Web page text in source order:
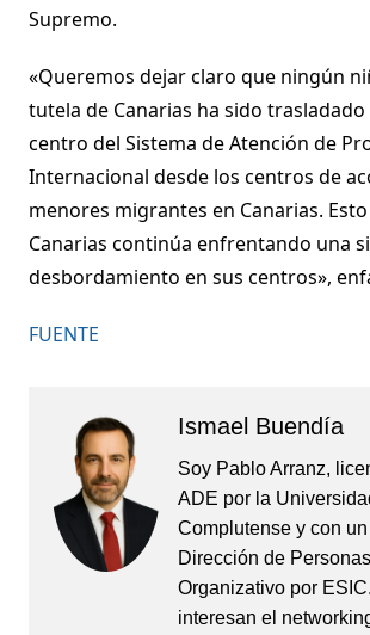
Supremo.
«Queremos dejar claro que ningún
tutela de Canarias ha sido
centro del Sistema de Atención de
Internacional desde los centros de
menores migrantes en Canarias.
Canarias continúa enfrentando una
desbordamiento en sus centros»,
FUENTE
Ismael Buendía
Soy Pablo Arranz,
ADE por la
Complutense y con
Dirección de
Organizativo por
interesan el